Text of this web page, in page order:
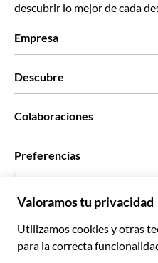
descubrir lo mejor de cada
Empresa
Descubre
Colaboraciones
Agencias de viajes
Conviértete en proveedor
Become a Distribution Partner
Preferencias
Español
Italiano
Français
€ Euro